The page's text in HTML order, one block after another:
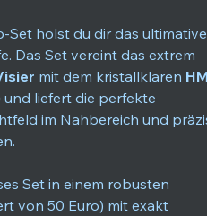
Set holst du dir das ultimative
Das Set vereint das extrem
mit dem kristallklaren
und liefert die perfekte
im Nahbereich und
Set in einem robusten
von 50 Euro) mit exakt